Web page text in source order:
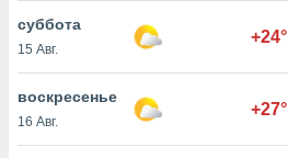
действия
на веб-
суббота
15 Авг.
+24°
воскресенье
16 Авг.
+27°